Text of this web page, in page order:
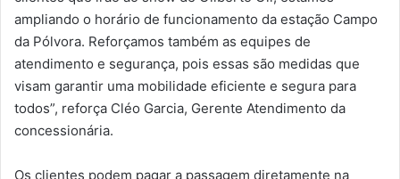
ampliando o horário de funcionamento da estação Campo
da Pólvora. Reforçamos também as equipes de
atendimento e segurança, pois essas são medidas que
visam garantir uma mobilidade eficiente e segura para
todos”, reforça Cléo Garcia, Gerente Atendimento da
concessionária.
Os clientes podem pagar a passagem diretamente na